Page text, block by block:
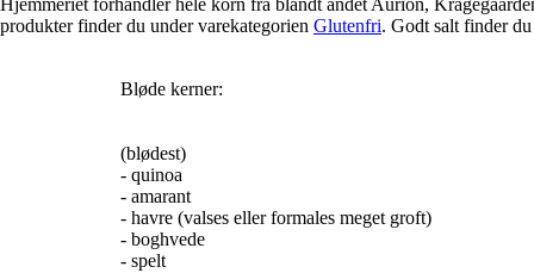
produkter finder du under varekategorien Glutenfri. Godt salt finder
Bløde kerner:
(blødest)
- quinoa
- amarant
- havre (valses eller formales meget groft)
- boghvede
- spelt